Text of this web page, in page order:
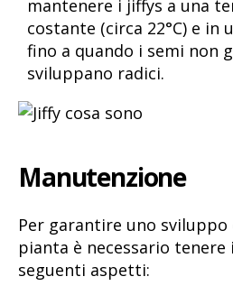
mantenere i jiffys a una
costante (circa 22°C) e in
fino a quando i semi non
sviluppano radici.
Manutenzione
Per garantire uno
pianta è necessario tenere
seguenti aspetti: